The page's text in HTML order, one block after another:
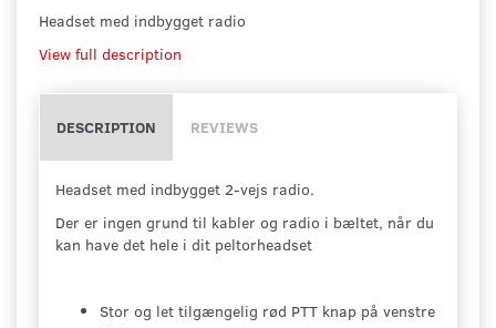
Headset med indbygget radio
View full description
DESCRIPTION REVIEWS
Headset med indbygget 2-vejs radio.
Der er ingen grund til kabler og radio i bæltet, når du
kan have det hele i dit peltorheadset
Stor og let tilgængelig rød PTT knap på venstre